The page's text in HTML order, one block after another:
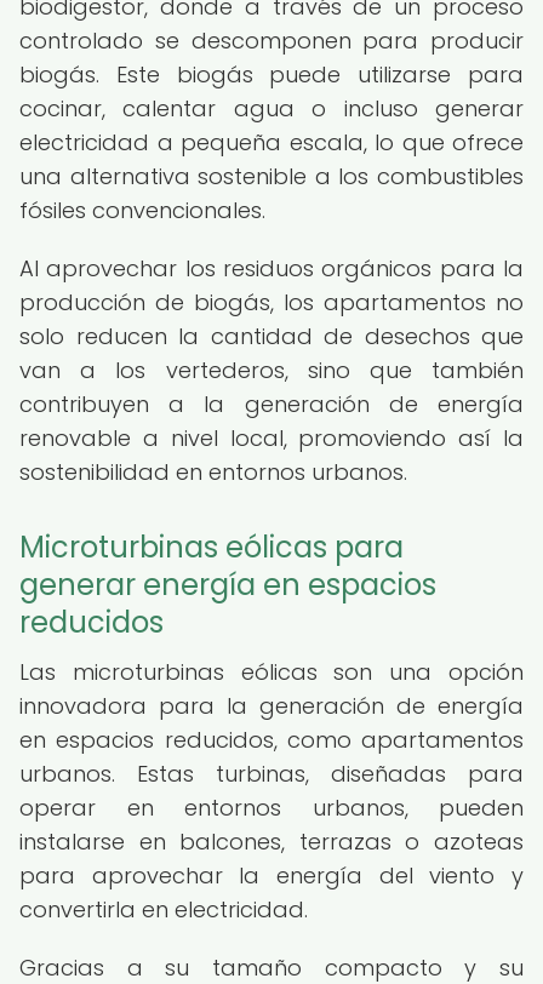
biodigestor, donde a través de un proceso
controlado se descomponen para producir
biogás. Este biogás puede utilizarse para
cocinar, calentar agua o incluso generar
electricidad a pequeña escala, lo que ofrece
una alternativa sostenible a los combustibles
fósiles convencionales.
Al aprovechar los residuos orgánicos para la
producción de biogás, los apartamentos no
solo reducen la cantidad de desechos que
van a los vertederos, sino que también
contribuyen a la generación de energía
renovable a nivel local, promoviendo así la
sostenibilidad en entornos urbanos.
Microturbinas eólicas para
generar energía en espacios
reducidos
Las microturbinas eólicas son una opción
innovadora para la generación de energía
en espacios reducidos, como apartamentos
urbanos. Estas turbinas, diseñadas para
operar en entornos urbanos, pueden
instalarse en balcones, terrazas o azoteas
para aprovechar la energía del viento y
convertirla en electricidad.
Gracias a su tamaño compacto y su